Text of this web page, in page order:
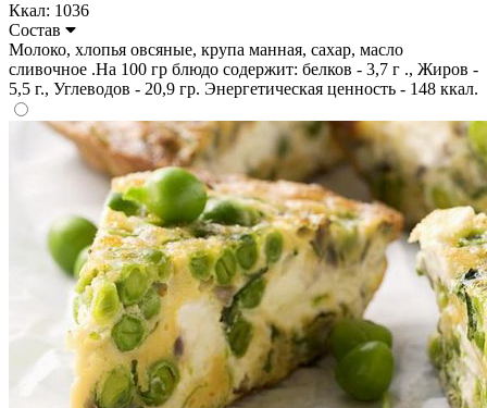
Ккал: 1036
Состав
Молоко, хлопья овсяные, крупа манная, сахар, масло
сливочное .На 100 гр блюдо содержит: белков - 3,7 г ., Жиров -
5,5 г., Углеводов - 20,9 гр. Энергетическая ценность - 148 ккал.